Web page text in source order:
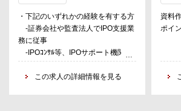
・下記のいずれかの経験を有する方
-証券会社や監査法人でIPO支援業
務に従事
-IPOｺﾝｻﾙ等、IPOサポート機関で
の業務経験
-金融機関(銀行、証券、生損保)で
この求人の詳細情報を見る
コン
る。
サー
資料
ポイ